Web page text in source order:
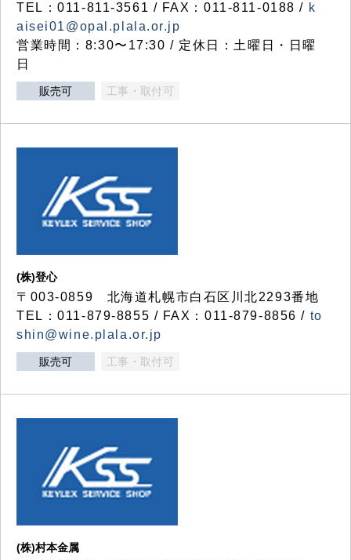
TEL：011-811-3561 / FAX：011-811-0188 / k
aisei01@opal.plala.or.jp
営業時間：8:30〜17:30 / 定休日：土曜日・日曜
日
販売可 工事・取付可
(株)登心
〒003-0859 北海道札幌市白石区川北2293番地
TEL：011-879-8855 / FAX：011-879-8856 / to
shin@wine.plala.or.jp
販売可 工事・取付可
(株)村本金属